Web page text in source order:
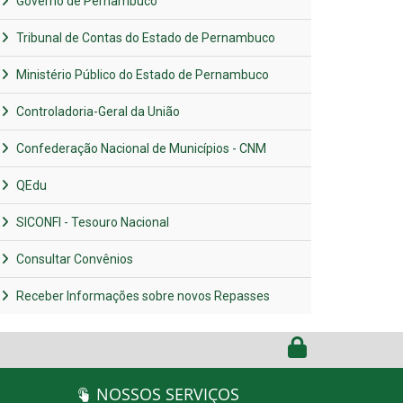
Tribunal de Contas do Estado de Pernambuco
Ministério Público do Estado de Pernambuco
Controladoria-Geral da União
Confederação Nacional de Municípios - CNM
QEdu
SICONFI - Tesouro Nacional
Consultar Convênios
Receber Informações sobre novos Repasses
NOSSOS SERVIÇOS